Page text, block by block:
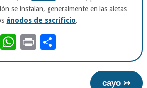
se instalan, generalmente en las aletas
ánodos de sacrificio.
Telegram
WhatsApp
Print
cayo ↣